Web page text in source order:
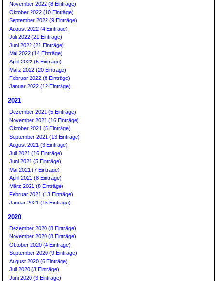
November 2022 (8 Einträge)
Oktober 2022 (10 Einträge)
September 2022 (9 Einträge)
August 2022 (4 Einträge)
Juli 2022 (21 Einträge)
Juni 2022 (21 Einträge)
Mai 2022 (14 Einträge)
April 2022 (5 Einträge)
März 2022 (20 Einträge)
Februar 2022 (8 Einträge)
Januar 2022 (12 Einträge)
2021
Dezember 2021 (5 Einträge)
November 2021 (16 Einträge)
Oktober 2021 (5 Einträge)
September 2021 (13 Einträge)
August 2021 (3 Einträge)
Juli 2021 (16 Einträge)
Juni 2021 (5 Einträge)
Mai 2021 (7 Einträge)
April 2021 (8 Einträge)
März 2021 (8 Einträge)
Februar 2021 (13 Einträge)
Januar 2021 (15 Einträge)
2020
Dezember 2020 (8 Einträge)
November 2020 (8 Einträge)
Oktober 2020 (4 Einträge)
September 2020 (9 Einträge)
August 2020 (6 Einträge)
Juli 2020 (3 Einträge)
Juni 2020 (3 Einträge)